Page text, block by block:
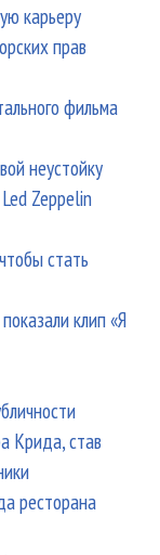
карьеру
прав
фильма
неустойку
Zeppelin
стать
клип «Я
Крида, став
ресторана